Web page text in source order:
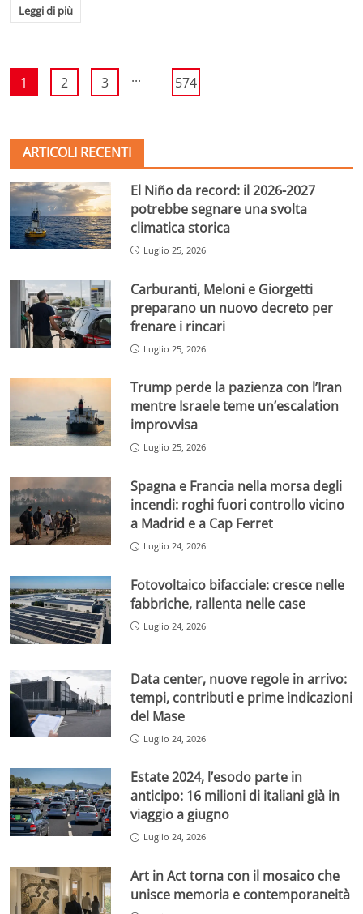
Leggi di più
1 2 3 ... 574
ARTICOLI RECENTI
El Niño da record: il 2026-2027
potrebbe segnare una svolta
climatica storica
Luglio 25, 2026
Carburanti, Meloni e Giorgetti
preparano un nuovo decreto per
frenare i rincari
Luglio 25, 2026
Trump perde la pazienza con l’Iran
mentre Israele teme un’escalation
improvvisa
Luglio 25, 2026
Spagna e Francia nella morsa degli
incendi: roghi fuori controllo vicino
a Madrid e a Cap Ferret
Luglio 24, 2026
Fotovoltaico bifacciale: cresce nelle
fabbriche, rallenta nelle case
Luglio 24, 2026
Data center, nuove regole in arrivo:
tempi, contributi e prime indicazioni
del Mase
Luglio 24, 2026
Estate 2024, l’esodo parte in
anticipo: 16 milioni di italiani già in
viaggio a giugno
Luglio 24, 2026
Art in Act torna con il mosaico che
unisce memoria e contemporaneità